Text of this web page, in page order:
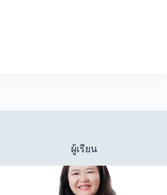
ผู้เรียน